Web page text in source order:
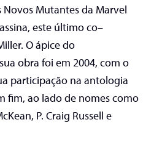
Novos Mutantesda Marvel
, este últimoco–
O ápice do
obra foi em 2004, com o
participação na antologia
fim, ao lado de nomes como
, P. Craig Russell e